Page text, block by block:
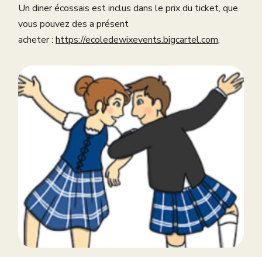
Un diner écossais est inclus dans le prix du ticket, que
vous pouvez des a présent
acheter :https://ecoledewixevents.bigcartel.com.